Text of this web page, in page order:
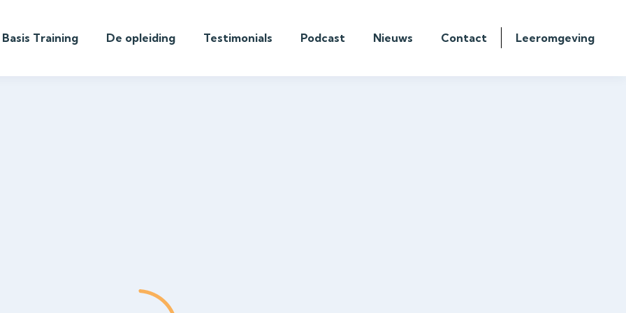
Basis Training De opleiding Testimonials Podcast Nieuws Contact Leeromgeving